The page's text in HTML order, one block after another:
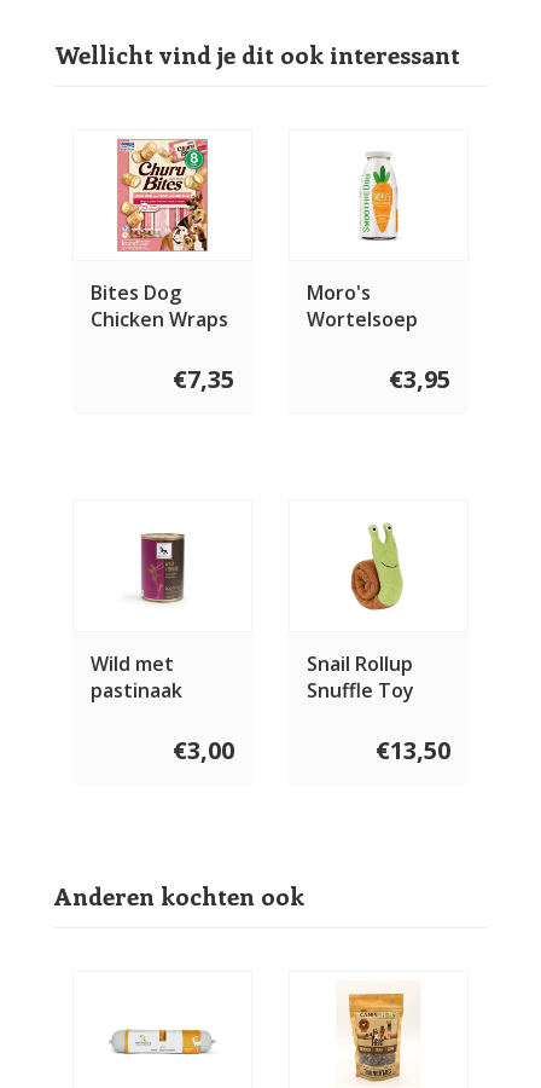
Wellicht vind je dit ook interessant
Bites Dog
Chicken Wraps
€7,35
Moro's
Wortelsoep
€3,95
Wild met
pastinaak
€3,00
Snail Rollup
Snuffle Toy
€13,50
Anderen kochten ook